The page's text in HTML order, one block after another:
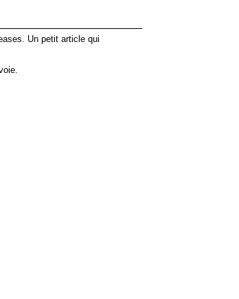
Un petit article qui